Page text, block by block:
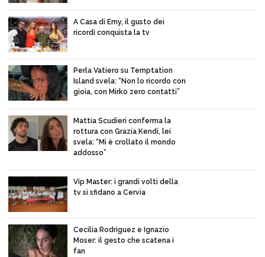
A Casa di Emy, il gusto dei
ricordi conquista la tv
Perla Vatiero su Temptation
Island svela: “Non lo ricordo con
gioia, con Mirko zero contatti”
Mattia Scudieri conferma la
rottura con Grazia Kendi, lei
svela: “Mi è crollato il mondo
addosso”
Vip Master: i grandi volti della
tv si sfidano a Cervia
Cecilia Rodriguez e Ignazio
Moser: il gesto che scatena i
fan